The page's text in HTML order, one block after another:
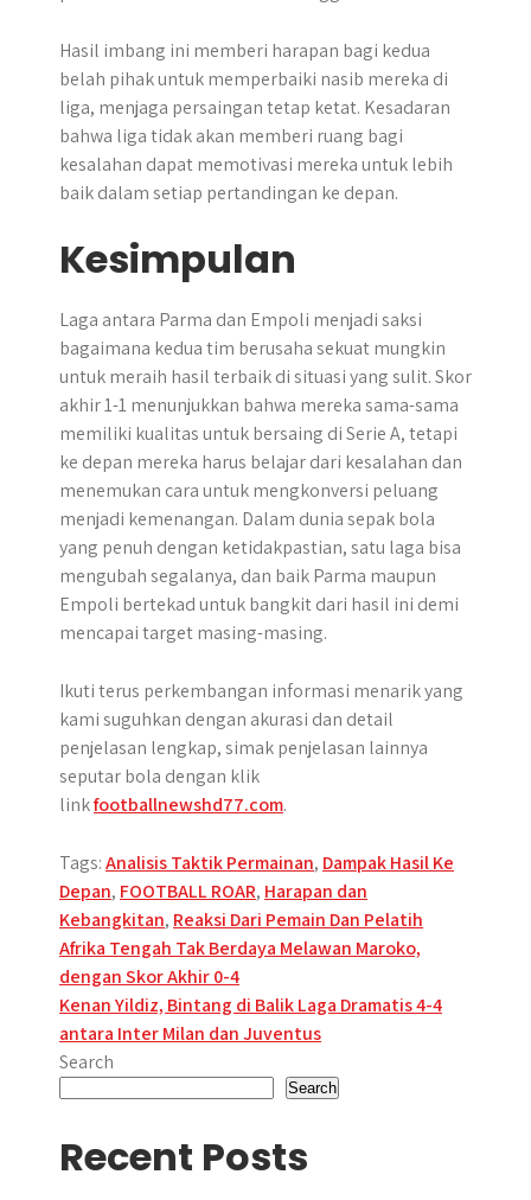
Hasil imbang ini memberi harapan bagi kedua
belah pihak untuk memperbaiki nasib mereka di
liga, menjaga persaingan tetap ketat. Kesadaran
bahwa liga tidak akan memberi ruang bagi
kesalahan dapat memotivasi mereka untuk lebih
baik dalam setiap pertandingan ke depan.
Kesimpulan
Laga antara Parma dan Empoli menjadi saksi
bagaimana kedua tim berusaha sekuat mungkin
untuk meraih hasil terbaik di situasi yang sulit. ​Skor
akhir 1-1 menunjukkan bahwa mereka sama-sama
memiliki kualitas untuk bersaing di Serie A, tetapi
ke depan mereka harus belajar dari kesalahan dan
menemukan cara untuk mengkonversi peluang
menjadi kemenangan.​ Dalam dunia sepak bola
yang penuh dengan ketidakpastian, satu laga bisa
mengubah segalanya, dan baik Parma maupun
Empoli bertekad untuk bangkit dari hasil ini demi
mencapai target masing-masing.
Ikuti terus perkembangan informasi menarik yang
kami suguhkan dengan akurasi dan detail
penjelasan lengkap, simak penjelasan lainnya
seputar bola dengan klik
linkfootballnewshd77.com.
Tags:Analisis Taktik Permainan, Dampak Hasil Ke
Depan, FOOTBALL ROAR, Harapan dan
Kebangkitan, Reaksi Dari Pemain Dan Pelatih
Post
navigation
Afrika Tengah Tak Berdaya Melawan Maroko,
dengan Skor Akhir 0-4
Kenan Yildiz, Bintang di Balik Laga Dramatis 4-4
antara Inter Milan dan Juventus
Search
Search
Recent Posts